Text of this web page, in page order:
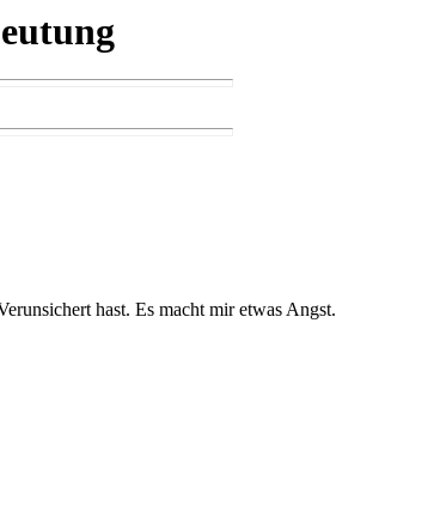
hast. Es macht mir etwas Angst.